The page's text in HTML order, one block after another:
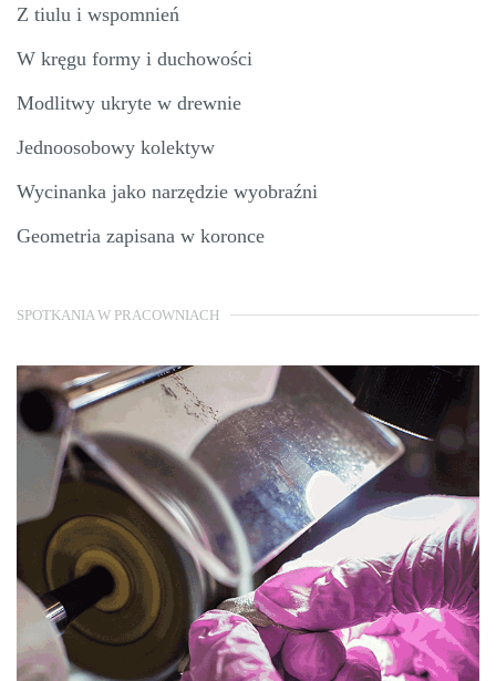
Z tiulu i wspomnień
W kręgu formy i duchowości
Modlitwy ukryte w drewnie
Jednoosobowy kolektyw
Wycinanka jako narzędzie wyobraźni
Geometria zapisana w koronce
SPOTKANIA W PRACOWNIACH